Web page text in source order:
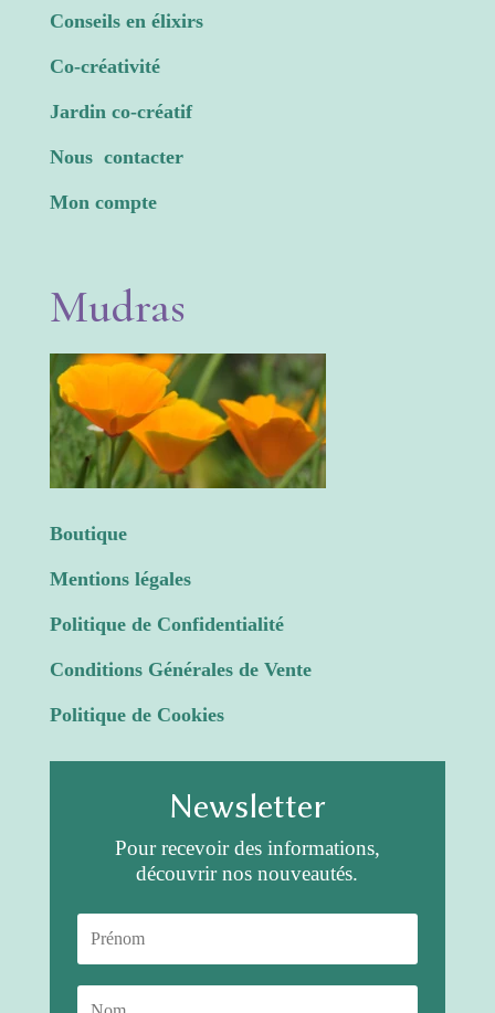
Conseils en élixirs
Co-créativité
Jardin co-créatif
Nous contacter
Mon compte
Mudras
Boutique
Mentions légales
Politique de Confidentialité
Conditions Générales de Vente
Politique de Cookies
Newsletter
Pour recevoir des informations,
découvrir nos nouveautés.